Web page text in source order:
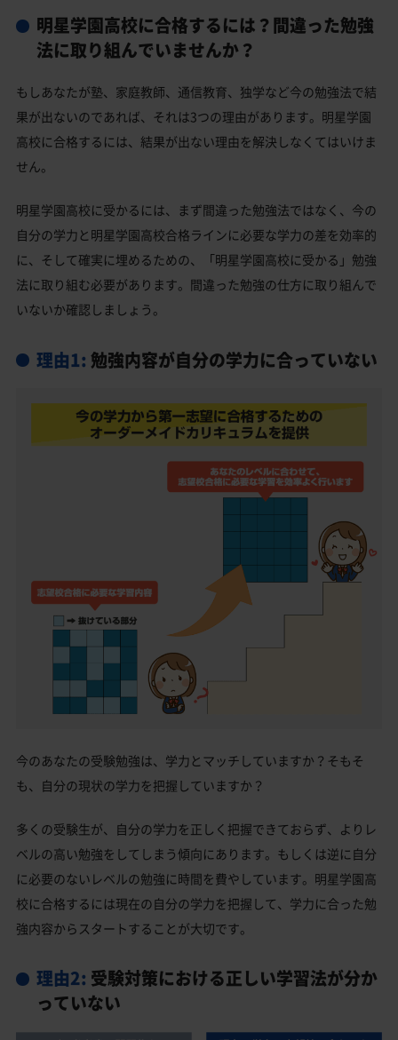
明星学園高校合格するには内申点と偏差値両方が必要
明星学園高校の所在地・アクセス
明星学園高校卒業生の主な大学進学実績
国公立大学
明星学園高校と偏差値が近い私立・国立高校一覧
三鷹市の他の私立高校
明星学園高校受験生からのよくある質問
明星学園高校に合格するには？間違った勉強
法に取り組んでいませんか？
もしあなたが塾、家庭教師、通信教育、独学など今の勉強法で結
果が出ないのであれば、それは3つの理由があります。明星学園
高校に合格するには、結果が出ない理由を解決しなくてはいけま
せん。
明星学園高校に受かるには、まず間違った勉強法ではなく、今の
自分の学力と明星学園高校合格ラインに必要な学力の差を効率的
に、そして確実に埋めるための、「明星学園高校に受かる」勉強
法に取り組む必要があります。間違った勉強の仕方に取り組んで
いないか確認しましょう。
理由1: 勉強内容が自分の学力に合っていない
今のあなたの受験勉強は、学力とマッチしていますか？そもそ
も、自分の現状の学力を把握していますか？
多くの受験生が、自分の学力を正しく把握できておらず、よりレ
ベルの高い勉強をしてしまう傾向にあります。もしくは逆に自分
に必要のないレベルの勉強に時間を費やしています。明星学園高
校に合格するには現在の自分の学力を把握して、学力に合った勉
強内容からスタートすることが大切です。
理由2: 受験対策における正しい学習法が分か
っていない